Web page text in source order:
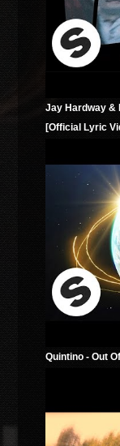
Jay Hardway &
[Official Lyric
Quintino - Out